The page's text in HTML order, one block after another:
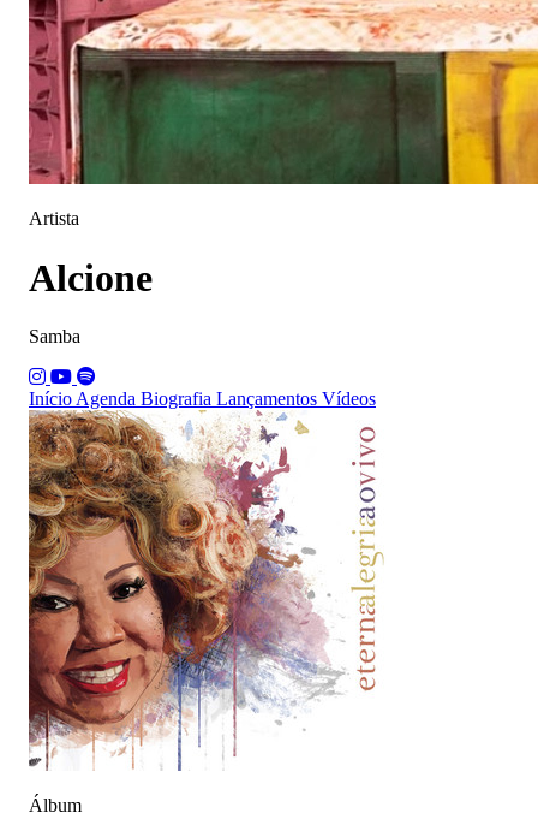
Artista
Alcione
Samba
Início Agenda Biografia Lançamentos Vídeos
Álbum